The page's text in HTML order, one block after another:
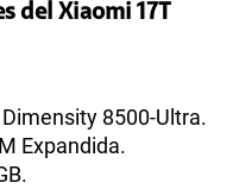
del Xiaomi 17T
8500-Ultra.
Expandida.